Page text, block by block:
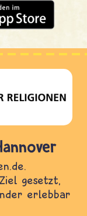
gesetzt,
erlebbar